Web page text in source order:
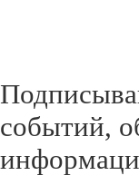
событий,